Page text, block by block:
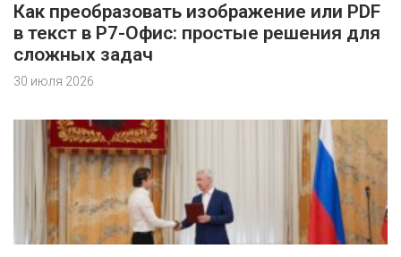
Как преобразовать изображение или PDF
в текст в Р7-Офис: простые решения для
сложных задач
30 июля 2026